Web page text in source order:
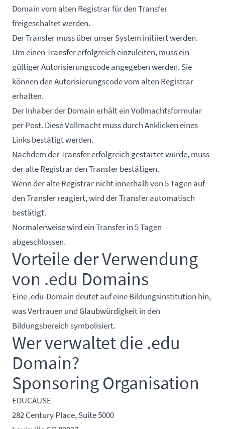
Domain vom alten Registrar für den Transfer
freigeschaltet werden.
Der Transfer muss über unser System initiiert werden.
Um einen Transfer erfolgreich einzuleiten, muss ein
gültiger Autorisierungscode angegeben werden. Sie
können den Autorisierungscode vom alten Registrar
erhalten.
Der Inhaber der Domain erhält ein Vollmachtsformular
per Post. Diese Vollmacht muss durch Anklicken eines
Links bestätigt werden.
Nachdem der Transfer erfolgreich gestartet wurde, muss
der alte Registrar den Transfer bestätigen.
Wenn der alte Registrar nicht innerhalb von 5 Tagen auf
den Transfer reagiert, wird der Transfer automatisch
bestätigt.
Normalerweise wird ein Transfer in 5 Tagen
abgeschlossen.
Vorteile der Verwendung
von .edu Domains
Eine .edu-Domain deutet auf eine Bildungsinstitution hin,
was Vertrauen und Glaubwürdigkeit in den
Bildungsbereich symbolisiert.
Wer verwaltet die .edu
Domain?
Sponsoring Organisation
EDUCAUSE
282 Century Place, Suite 5000